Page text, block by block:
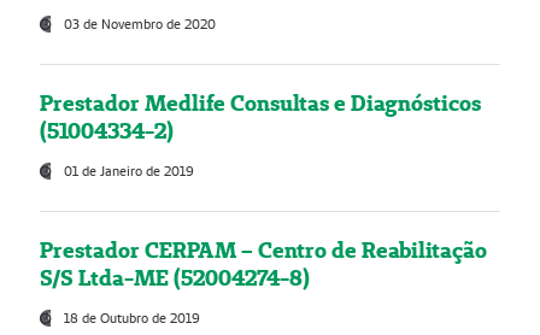
03 de Novembro de 2020
Prestador Medlife Consultas e Diagnósticos
(51004334-2)
01 de Janeiro de 2019
Prestador CERPAM – Centro de Reabilitação
S/S Ltda-ME (52004274-8)
18 de Outubro de 2019